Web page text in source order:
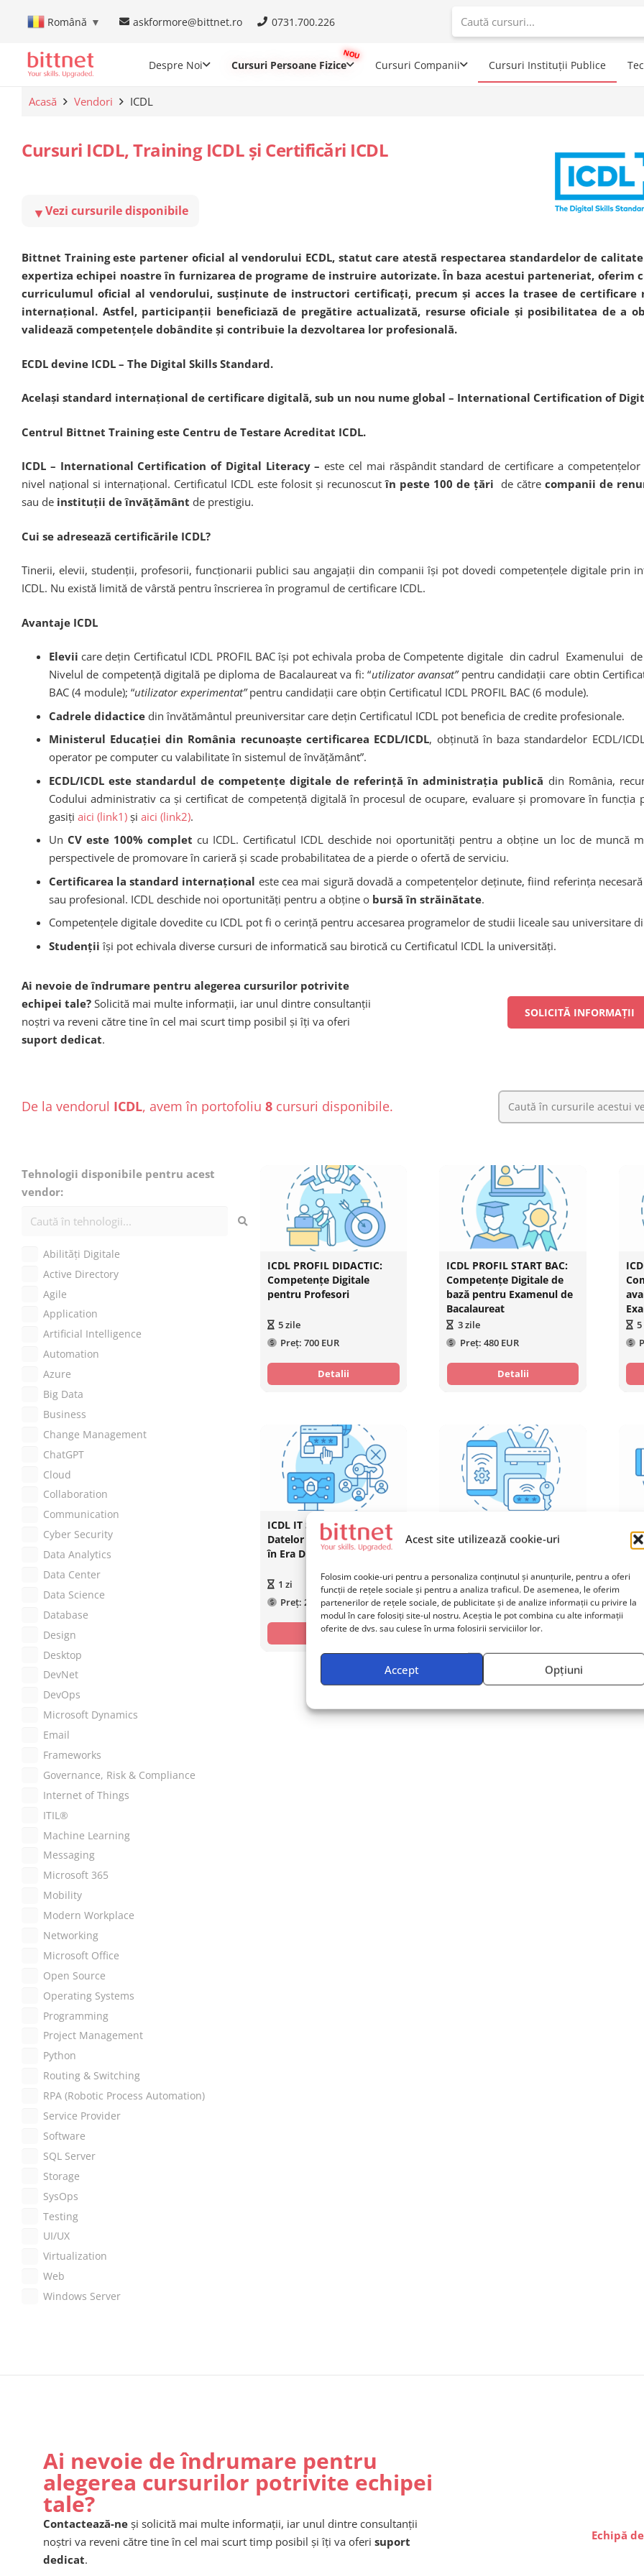
Acest site utilizează cookie-uri
Folosim cookie-uri pentru a personaliza conținutul și anunțurile, pentru a oferi
funcții de rețele sociale și pentru a analiza traficul. De asemenea, le oferim
partenerilor de rețele sociale, de publicitate și de analize informații cu privire la
modul în care folosiți site-ul nostru. Aceștia le pot combina cu alte informații
oferite de dvs. sau culese în urma folosirii serviciilor lor.
Accept Opțiuni
Română ▼ askformore@bittnet.ro 0731.700.226
When
Despre Noi Cursuri Persoane Fizice Cursuri Companii Cursuri Instituții Publice
Acasă Vendori ICDL
Cursuri ICDL, Training ICDL și Certificări ICDL
▼Vezi cursurile disponibile
Bittnet Training este partener oficial al vendorului ECDL, statut care atestă respectarea standardelor de
expertiza echipei noastre în furnizarea de programe de instruire autorizate. În baza acestui parteneriat, oferim
curriculumul oficial al vendorului, susținute de instructori certificați, precum și acces la trasee de certificare
internațional. Astfel, participanții beneficiază de pregătire actualizată, resurse oficiale și posibilitatea de a
validează competențele dobândite și contribuie la dezvoltarea lor profesională.
ECDL devine ICDL – The Digital Skills Standard.
Același standard internațional de certificare digitală, sub un nou nume global – International Certification of
Centrul Bittnet Training este Centru de Testare Acreditat ICDL.
ICDL – International Certification of Digital Literacy –este cel mai răspândit standard de certificare a
nivel național si internaţional. Certificatul ICDL este folosit şi recunoscutîn peste 100 de țări de către companii de
sau de instituţii de învăţământ de prestigiu.
Cui se adresează certificările ICDL?
Tinerii, elevii, studenții, profesorii, funcționarii publici sau angajații din companii își pot dovedi competențele digitale prin
ICDL. Nu există limită de vârstă pentru înscrierea în programul de certificare ICDL.
Avantaje ICDL
Elevii care dețin Certificatul ICDL PROFIL BACîși pot echivala proba de Competente digitale din cadrul Examenului
Nivelul de competenţă digitală pe diploma de Bacalaureat va fi: “utilizator avansat”pentru candidaţii care obtin
BAC (4 module); “utilizator experimentat”pentru candidaţii care obțin Certificatul ICDL PROFIL BAC (6 module).
Cadrele didactice din învătământul preuniversitar care dețin Certificatul ICDL pot beneficia de credite profesionale.
Ministerul Educației din România recunoaște certificarea ECDL/ICDL, obținută în baza standardelor ECDL/
operator pe computer cu valabilitate în sistemul de învățământ”.
ECDL/ICDL este standardul de competențe digitale de referință în administrația publică din România,
Codului administrativ ca și certificat de competență digitală în procesul de ocupare, evaluare și promovare în funcția
gasiți aici (link1)și aici (link2).
Un CV este 100% complet cu ICDL. Certificatul ICDL deschide noi oportunităţi pentru a obţine un loc de muncă
perspectivele de promovare în carieră și scade probabilitatea de a pierde o ofertă de serviciu.
Certificarea la standard internaţional este cea mai sigură dovadă a competenţelor deţinute, fiind referinţa
sau profesional. ICDL deschide noi oportunităţi pentru a obţine o bursă în străinătate.
Competenţele digitale dovedite cu ICDL pot fi o cerinţă pentru accesarea programelor de studii liceale sau universitare
Studențiiîși pot echivala diverse cursuri de informatică sau birotică cu Certificatul ICDL la universități.
Ai nevoie de îndrumare pentru alegerea cursurilor potrivite
echipei tale? Solicită mai multe informații, iar unul dintre consultanții
noștri va reveni către tine în cel mai scurt timp posibil și îți va oferi
suport dedicat.
SOLICITĂ INFORMAȚII
De la vendorul ICDL, avem în portofoliu 8 cursuri disponibile.
Tehnologii disponibile pentru acest
vendor:
Abilități Digitale
Active Directory
Agile
Application
Artificial Intelligence
Automation
Azure
Big Data
Business
Change Management
ChatGPT
Cloud
Collaboration
Communication
Cyber Security
Data Analytics
Data Center
Data Science
Database
Design
Desktop
DevNet
DevOps
Microsoft Dynamics
Email
Frameworks
Governance, Risk & Compliance
Internet of Things
ITIL®
Machine Learning
Messaging
Microsoft 365
Mobility
Modern Workplace
Networking
Microsoft Office
Open Source
Operating Systems
Programming
Project Management
Python
Routing & Switching
RPA (Robotic Process Automation)
Service Provider
Software
SQL Server
Storage
SysOps
Testing
UI/UX
Virtualization
Web
Windows Server
ICDL PROFIL DIDACTIC:
Competențe Digitale
pentru Profesori
5zile
Preț:700 EUR
Detalii
ICDL PROFIL START BAC:
Competențe Digitale de
bază pentru Examenul de
Bacalaureat
3zile
Preț: 480 EUR
Detalii
5
ICDL IT Security: Protecția
Datelor și a Informațiilor
în Era Digitală
1 zi
Preț:220 EUR
Detalii
Perfecționarea Abilităților
1zi
Preț:220 EUR
Detalii
Ai nevoie de îndrumare pentru
alegerea cursurilor potrivite echipei
tale?
Contactează-ne și solicită mai multe informații, iar unul dintre consultanții
noștri va reveni către tine în cel mai scurt timp posibil și îți va oferi suport
dedicat.
Echipă